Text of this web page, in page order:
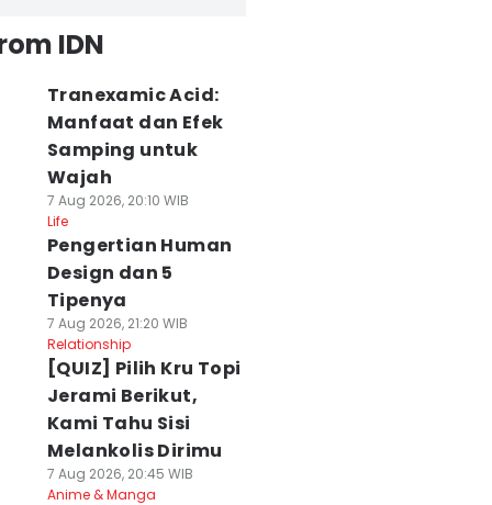
IDN
Tranexamic Acid:
Manfaat dan Efek
Samping untuk
Wajah
7 Aug 2026, 20:10 WIB
Life
Pengertian Human
Design dan 5
Tipenya
7 Aug 2026, 21:20 WIB
Relationship
[QUIZ] Pilih Kru Topi
Jerami Berikut,
Kami Tahu Sisi
Melankolis Dirimu
7 Aug 2026, 20:45 WIB
Anime & Manga